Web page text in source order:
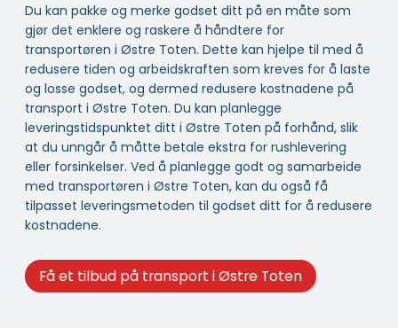
Du kan pakke og merke godset ditt på en måte som
gjør det enklere og raskere å håndtere for
transportøren i Østre Toten. Dette kan hjelpe til med å
redusere tiden og arbeidskraften som kreves for å laste
og losse godset, og dermed redusere kostnadene på
transport i Østre Toten. Du kan planlegge
leveringstidspunktet ditt i Østre Toten på forhånd, slik
at du unngår å måtte betale ekstra for rushlevering
eller forsinkelser. Ved å planlegge godt og samarbeide
med transportøren i Østre Toten, kan du også få
tilpasset leveringsmetoden til godset ditt for å redusere
kostnadene.
Få et tilbud på transport i Østre Toten